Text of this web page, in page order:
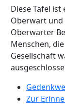
Diese Tafel
Oberwart und
Oberwarter
Menschen,
Gesellschaft
Zur